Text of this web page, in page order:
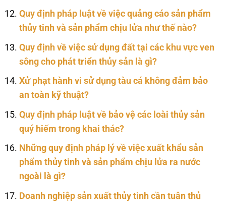
Quy định pháp luật về việc quảng cáo sản phẩm
thủy tinh và sản phẩm chịu lửa như thế nào?
Quy định về việc sử dụng đất tại các khu vực ven
sông cho phát triển thủy sản là gì?
Xử phạt hành vi sử dụng tàu cá không đảm bảo
an toàn kỹ thuật?
Quy định pháp luật về bảo vệ các loài thủy sản
quý hiếm trong khai thác?
Những quy định pháp lý về việc xuất khẩu sản
phẩm thủy tinh và sản phẩm chịu lửa ra nước
ngoài là gì?
Doanh nghiệp sản xuất thủy tinh cần tuân thủ